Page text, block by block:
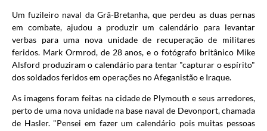
Um fuzileiro naval da Grã-Bretanha, que perdeu as duas pernas
em combate, ajudou a produzir um calendário para levantar
verbas para uma nova unidade de recuperação de militares
feridos. Mark Ormrod, de 28 anos, e o fotógrafo britânico Mike
Alsford produziram o calendário para tentar "capturar o espírito"
dos soldados feridos em operações no Afeganistão e Iraque.
As imagens foram feitas na cidade de Plymouth e seus arredores,
perto de uma nova unidade na base naval de Devonport, chamada
de Hasler. "Pensei em fazer um calendário pois muitas pessoas